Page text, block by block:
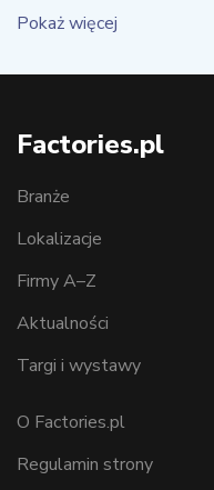
Pokaż więcej
Factories.pl
Branże
Lokalizacje
Firmy A–Z
Aktualności
Targi i wystawy
O Factories.pl
Regulamin strony